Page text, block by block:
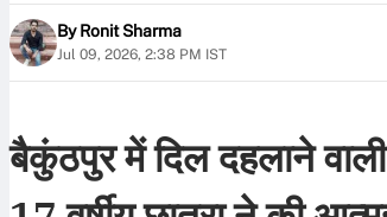
ByRonit Sharma
Jul 09, 2026, 2:38 PM IST
बैकुंठपुर में दिल दहलाने